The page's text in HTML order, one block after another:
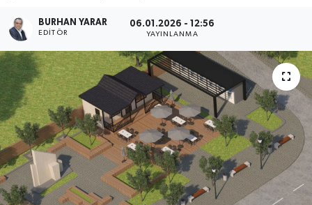
BURHAN YARAR
EDITÖR
06.01.2026 - 12:56
YAYINLANMA